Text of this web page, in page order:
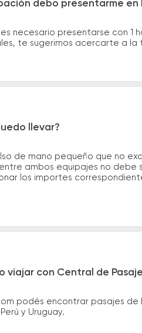
debo presentarme en
necesario presentarse con
te sugerimos acercarte a la
llevar?
de mano pequeño que no
ambos equipajes no debe
los importes
viajar con Central de
podés encontrar pasajes
y Uruguay.